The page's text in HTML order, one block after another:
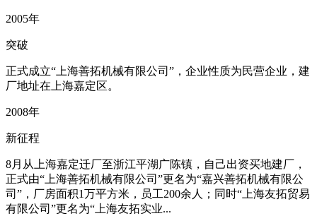
2005年
突破
正式成立“上海善拓机械有限公司”，企业性质为民营企业，建
厂地址在上海嘉定区。
2008年
新征程
8月从上海嘉定迁厂至浙江平湖广陈镇，自己出资买地建厂，
正式由“上海善拓机械有限公司”更名为“嘉兴善拓机械有限公
司”，厂房面积1万平方米，员工200余人；同时“上海友拓贸易
有限公司”更名为“上海友拓实业...